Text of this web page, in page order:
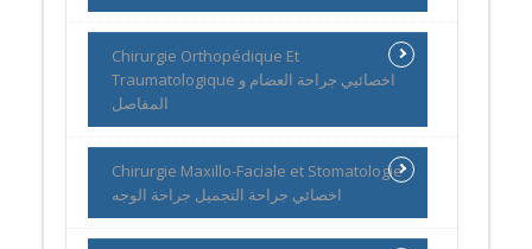
Chirurgie Orthopédique Et
Traumatologique اخصائيي جراحة العضام و
المفاصل
Chirurgie Maxillo-Faciale et Stomatologie
اخصائي جراحة التجميل جراحة الوجه